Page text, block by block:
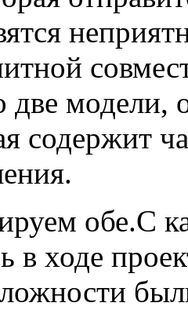
две модели,
содержит
обе.С
в ходе